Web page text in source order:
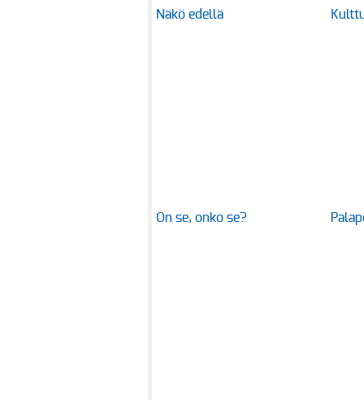
Näkö edellä
On se, onko se?